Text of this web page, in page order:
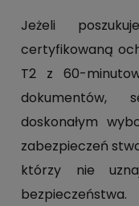
Jeżeli
certyfikowaną
T2 z 60-
dokumentów,
doskonałym
zabezpieczeń
którzy nie
bezpieczeństwa.